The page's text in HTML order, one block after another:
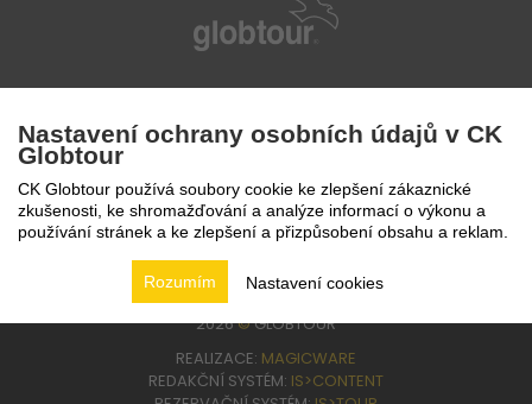
224 94 82 41
2026©GLOBTOUR
REALIZACE: MAGICWARE
REDAKČNÍ SYSTÉM: IS>CONTENT
Nastavení ochrany osobních údajů v CK
Globtour
CK Globtour používá soubory cookie ke zlepšení zákaznické
zkušenosti, ke shromažďování a analýze informací o výkonu a
používání stránek a ke zlepšení a přizpůsobení obsahu a reklam.
Nastavení cookies
Rozumím